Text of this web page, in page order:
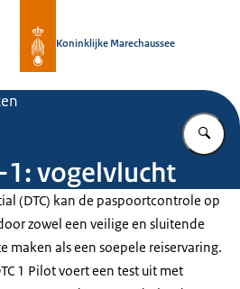
Koninklijke Marechaussee
1: vogelvlucht
(DTC) kan de paspoortcontrole op
zowel een veilige en sluitende
maken als een soepele reiservaring.
1 Pilot voert een test uit met